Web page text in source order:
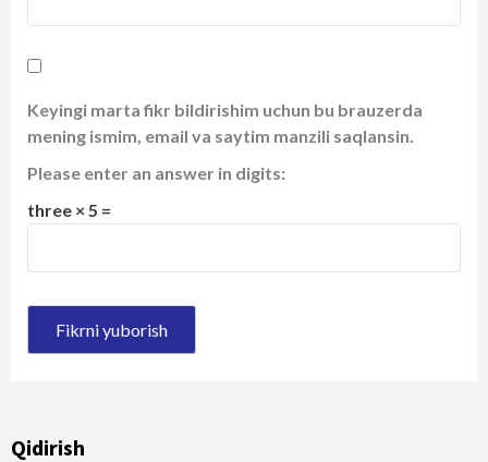
Keyingi marta fikr bildirishim uchun bu brauzerda
mening ismim, email va saytim manzili saqlansin.
Please enter an answer in digits:
three × 5 =
Qidirish